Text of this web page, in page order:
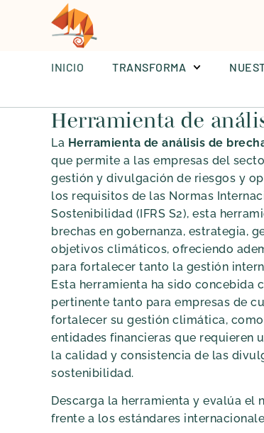
INICIO TRANSFORMA
INICIO TRANSFORMA
Herramienta de
La Herramienta de análisis de
que permite a las empresas del
gestión y divulgación de riesgos y
los requisitos de las Normas
Sostenibilidad (IFRS S2), esta
brechas en gobernanza, estrategia,
objetivos climáticos, ofreciendo
para fortalecer tanto la gestión
Esta herramienta ha sido concebida
pertinente tanto para empresas de
fortalecer su gestión climática,
entidades financieras que requieren
la calidad y consistencia de las
sostenibilidad.
Descarga la herramienta y evalúa el
frente a los estándares